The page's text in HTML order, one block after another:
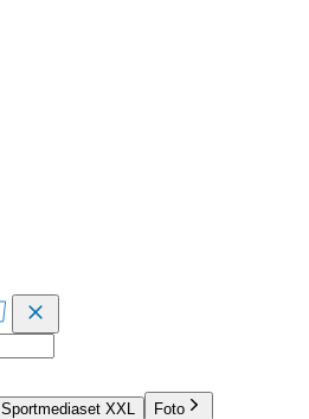
Sportmediaset XXL
Foto